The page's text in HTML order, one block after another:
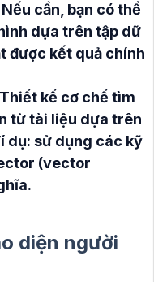
Nếu cần, bạn có thể
dựa trên tập dữ
được kết quả chính
Thiết kế cơ chế tìm
từ tài liệu dựa trên
dụ: sử dụng các kỹ
(vector
diện người